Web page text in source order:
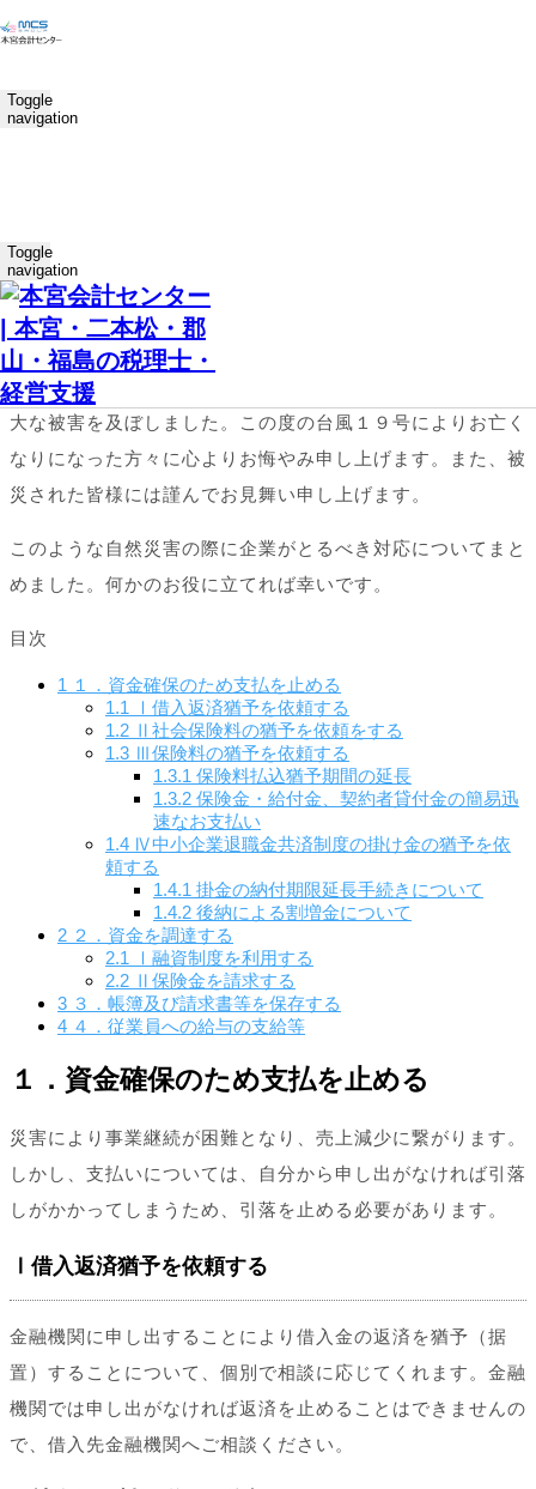
Toggle
navigation
Toggle
navigation
2019年10月12日の「台風第19号」が東日本や東北地方に甚
大な被害を及ぼしました。この度の台風１９号によりお亡く
なりになった方々に心よりお悔やみ申し上げます。また、被
災された皆様には謹んでお見舞い申し上げます。
このような自然災害の際に企業がとるべき対応についてまと
めました。何かのお役に立てれば幸いです。
目次
1 １．資金確保のため支払を止める
1.1 Ⅰ借入返済猶予を依頼する
1.2 Ⅱ社会保険料の猶予を依頼をする
1.3 Ⅲ保険料の猶予を依頼する
1.3.1 保険料払込猶予期間の延長
1.3.2 保険金・給付金、契約者貸付金の簡易迅
速なお支払い
1.4 Ⅳ中小企業退職金共済制度の掛け金の猶予を依
頼する
1.4.1 掛金の納付期限延長手続きについて
1.4.2 後納による割増金について
2 ２．資金を調達する
2.1 Ⅰ融資制度を利用する
2.2 Ⅱ保険金を請求する
3 ３．帳簿及び請求書等を保存する
4 ４．従業員への給与の支給等
１．資金確保のため支払を止める
災害により事業継続が困難となり、売上減少に繋がります。
しかし、支払いについては、自分から申し出がなければ引落
しがかかってしまうため、引落を止める必要があります。
Ⅰ借入返済猶予を依頼する
金融機関に申し出することにより借入金の返済を猶予（据
置）することについて、個別で相談に応じてくれます。金融
機関では申し出がなければ返済を止めることはできませんの
で、借入先金融機関へご相談ください。